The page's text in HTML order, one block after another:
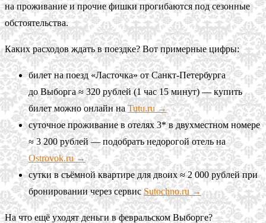
на проживание и прочие фишки прогибаются под сезонные
обстоятельства.
Каких расходов ждать в поездке? Вот примерные цифры:
билет на поезд «Ласточка» от Санкт-Петербурга
до Выборга ≈ 320 рублей (1 час 15 минут) — купить
билет можно онлайн на Tutu.ru →
суточное проживание в отелях 3* в двухместном номере
≈ 3 200 рублей — подобрать недорогой отель на
Ostrovok.ru →
сутки в съёмной квартире для двоих ≈ 2 000 рублей при
бронировании через сервисSutochno.ru →
На что ещё уходят деньги в февральском Выборге?